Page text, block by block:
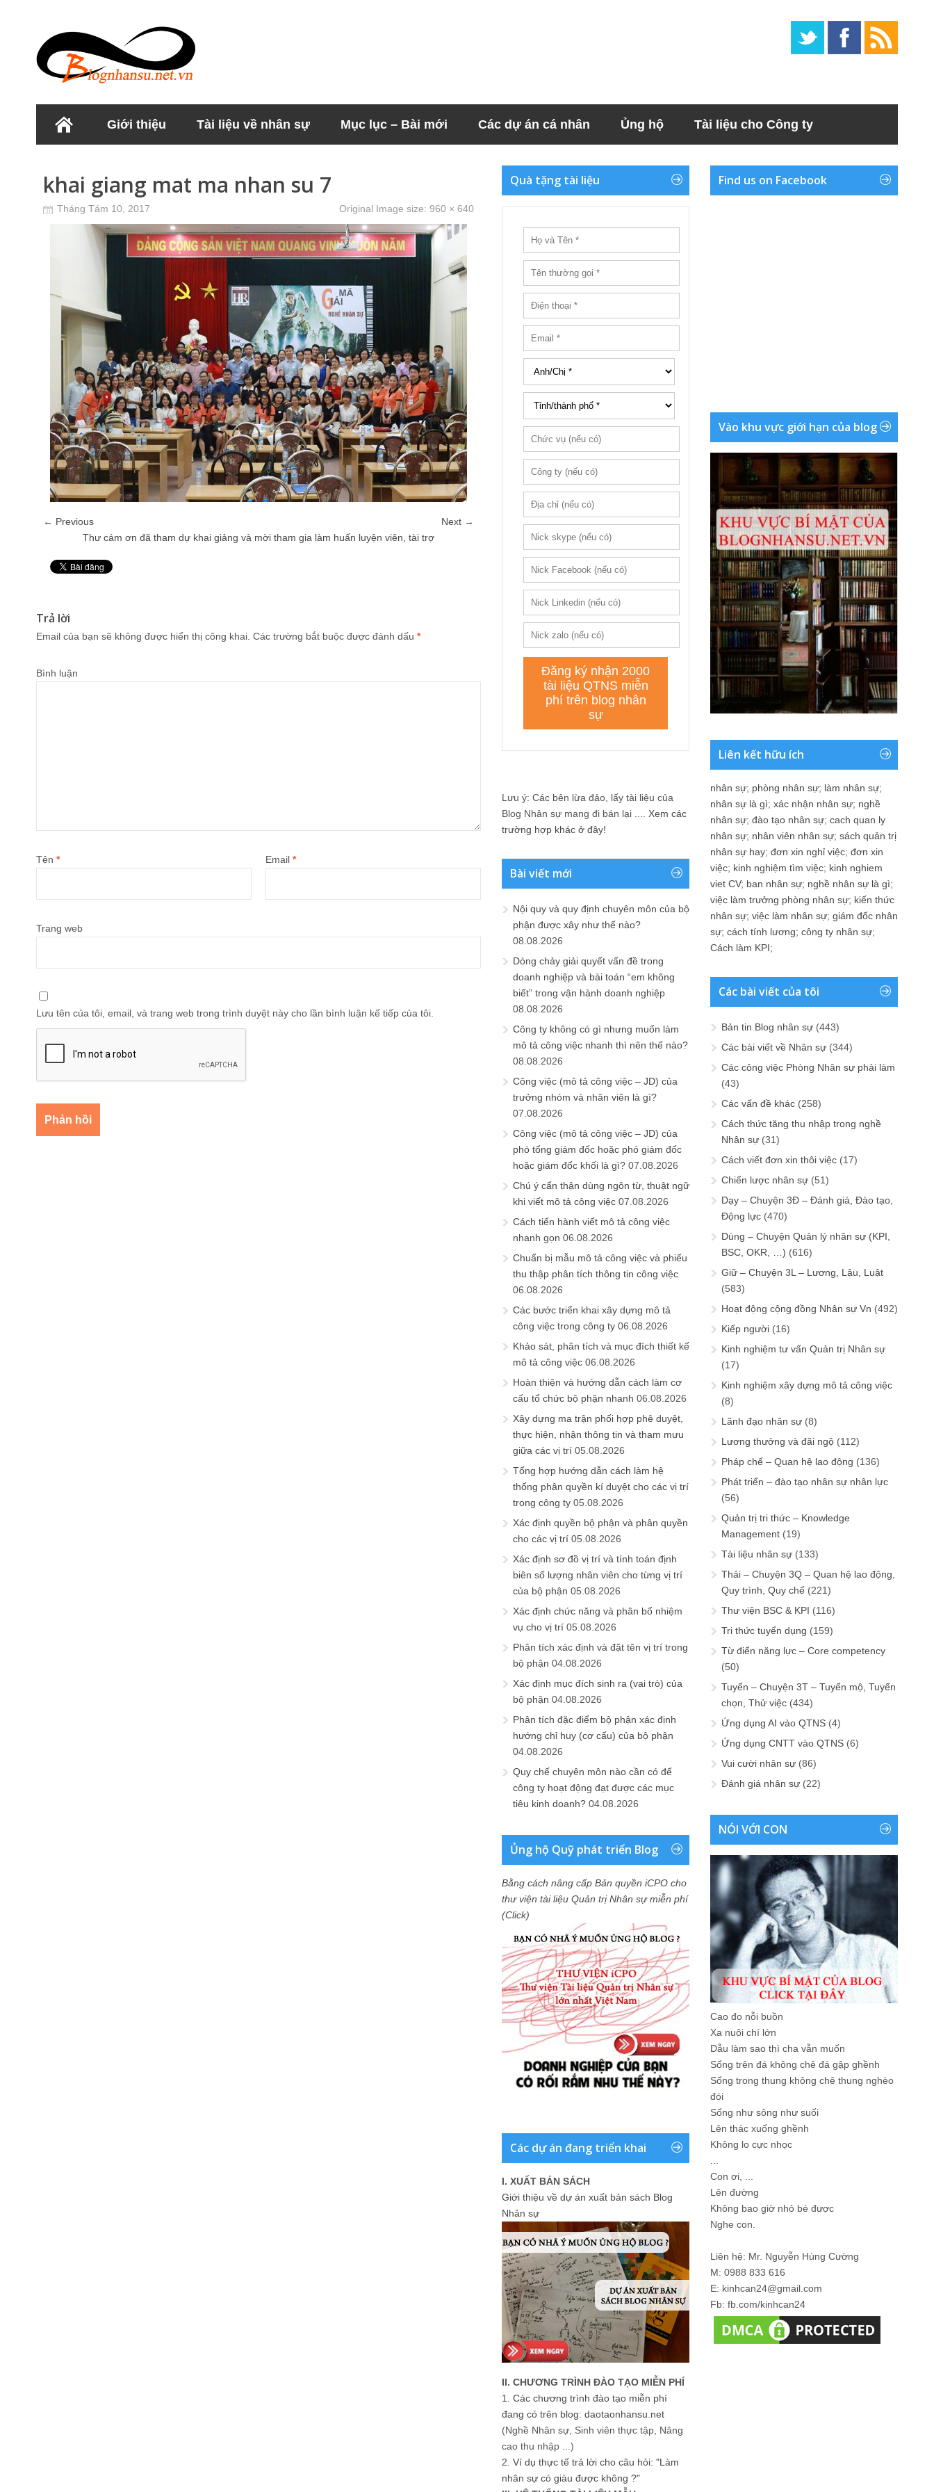
Giới thiệu Tài liệu về nhân sự Mục lục – Bài mới Các dự án cá nhân Ủng hộ Tài liệu cho Công ty
khai giang mat ma nhan su 7
Tháng Tám 10, 2017 Original Image size: 960 × 640
← Previous
Next →
Thư cám ơn đã tham dự khai giảng và mời tham gia làm huấn luyện viên, tài trợ
Trả lời
Email của bạn sẽ không được hiển thị công khai. Các trường bắt buộc được đánh dấu *
Bình luận
Tên * Email *
Trang web
Lưu tên của tôi, email, và trang web trong trình duyệt này cho lần bình luận kế tiếp của tôi.
Quà tặng tài liệu
Lưu ý: Các bên lừa đảo, lấy tài liệu của
Blog Nhân sự mang đi bán lại .... Xem các
trường hợp khác ở đây!
Bài viết mới
Nội quy và quy định chuyên môn của bộ
phận được xây như thế nào?
08.08.2026
Dòng chảy giải quyết vấn đề trong
doanh nghiệp và bài toán “em không
biết” trong vận hành doanh nghiệp
08.08.2026
Công ty không có gì nhưng muốn làm
mô tả công việc nhanh thì nên thế nào?
08.08.2026
Công việc (mô tả công việc – JD) của
trưởng nhóm và nhân viên là gì?
07.08.2026
Công việc (mô tả công việc – JD) của
phó tổng giám đốc hoặc phó giám đốc
hoặc giám đốc khối là gì? 07.08.2026
Chú ý cẩn thận dùng ngôn từ, thuật ngữ
khi viết mô tả công việc 07.08.2026
Cách tiến hành viết mô tả công việc
nhanh gọn 06.08.2026
Chuẩn bị mẫu mô tả công việc và phiếu
thu thập phân tích thông tin công việc
06.08.2026
Các bước triển khai xây dựng mô tả
công việc trong công ty 06.08.2026
Khảo sát, phân tích và mục đích thiết kế
mô tả công việc 06.08.2026
Hoàn thiện và hướng dẫn cách làm cơ
cấu tổ chức bộ phận nhanh 06.08.2026
Xây dựng ma trận phối hợp phê duyệt,
thực hiện, nhận thông tin và tham mưu
giữa các vị trí 05.08.2026
Tổng hợp hướng dẫn cách làm hệ
thống phân quyền kí duyệt cho các vị trí
trong công ty 05.08.2026
Xác định quyền bộ phận và phân quyền
cho các vị trí 05.08.2026
Xác định sơ đồ vị trí và tính toán định
biên số lượng nhân viên cho từng vị trí
của bộ phận 05.08.2026
Xác định chức năng và phân bổ nhiệm
vụ cho vị trí 05.08.2026
Phân tích xác định và đặt tên vị trí trong
bộ phận 04.08.2026
Xác định mục đích sinh ra (vai trò) của
bộ phận 04.08.2026
Phân tích đặc điểm bộ phận xác định
hướng chỉ huy (cơ cấu) của bộ phận
04.08.2026
Quy chế chuyên môn nào cần có để
công ty hoạt động đạt được các mục
tiêu kinh doanh? 04.08.2026
Ủng hộ Quỹ phát triển Blog
Bằng cách nâng cấp Bản quyền iCPO cho
thư viện tài liệu Quản trị Nhân sự miễn phí
(Click)
Các dự án đang triển khai
I. XUẤT BẢN SÁCH
Giới thiệu về dự án xuất bản sách Blog
Nhân sự
II. CHƯƠNG TRÌNH ĐÀO TẠO MIỄN PHÍ
1. Các chương trình đào tạo miễn phí
đang có trên blog: daotaonhansu.net
(Nghề Nhân sự, Sinh viên thực tập, Nâng
cao thu nhập ...)
2. Ví dụ thực tế trả lời cho câu hỏi: "Làm
nhân sự có giàu được không ?"
Find us on Facebook
Vào khu vực giới hạn của blog
Liên kết hữu ích
nhân sự; phòng nhân sự; làm nhân sự;
nhân sự là gì; xác nhận nhân sự; nghề
nhân sự; đào tạo nhân sự; cach quan ly
nhân sự; nhân viên nhân sự; sách quản trị
nhân sự hay; đơn xin nghỉ việc; đơn xin
việc; kinh nghiệm tìm việc; kinh nghiem
viet CV; ban nhân sự; nghề nhân sự là gì;
việc làm trưởng phòng nhân sự; kiến thức
nhân sự; việc làm nhân sự; giám đốc nhân
sự; cách tính lương; công ty nhân sự;
Cách làm KPI;
Các bài viết của tôi
Bản tin Blog nhân sự (443)
Các bài viết về Nhân sự (344)
Các công việc Phòng Nhân sự phải làm
(43)
Các vấn đề khác (258)
Cách thức tăng thu nhập trong nghề
Nhân sự (31)
Cách viết đơn xin thôi việc (17)
Chiến lược nhân sự (51)
Dạy – Chuyện 3Đ – Đánh giá, Đào tạo,
Động lực (470)
Dùng – Chuyện Quản lý nhân sự (KPI,
BSC, OKR, …) (616)
Giữ – Chuyện 3L – Lương, Lậu, Luật
(583)
Hoạt động cộng đồng Nhân sự Vn (492)
Kiếp người (16)
Kinh nghiệm tư vấn Quản trị Nhân sự
(17)
Kinh nghiệm xây dựng mô tả công việc
(8)
Lãnh đạo nhân sự (8)
Lương thưởng và đãi ngộ (112)
Pháp chế – Quan hệ lao động (136)
Phát triển – đào tạo nhân sự nhân lực
(56)
Quản trị tri thức – Knowledge
Management (19)
Tài liệu nhân sự (133)
Thải – Chuyện 3Q – Quan hệ lao động,
Quy trình, Quy chế (221)
Thư viện BSC & KPI (116)
Tri thức tuyển dụng (159)
Từ điển năng lực – Core competency
(50)
Tuyển – Chuyện 3T – Tuyển mộ, Tuyển
chọn, Thử việc (434)
Ứng dụng AI vào QTNS (4)
Ứng dụng CNTT vào QTNS (6)
Vui cười nhân sự (86)
Đánh giá nhân sự (22)
NÓI VỚI CON
Cao đo nỗi buồn
Xa nuôi chí lớn
Dẫu làm sao thì cha vẫn muốn
Sống trên đá không chê đá gập ghềnh
Sống trong thung không chê thung nghèo
đói
Sống như sông như suối
Lên thác xuống ghềnh
Không lo cực nhọc
Con ơi, ...
Lên đường
Không bao giờ nhỏ bé được
Nghe con.
Liên hệ: Mr. Nguyễn Hùng Cường
M: 0988 833 616
E: kinhcan24@gmail.com
Fb: fb.com/kinhcan24